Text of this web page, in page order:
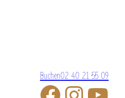
Buchen02 40 21 55 09